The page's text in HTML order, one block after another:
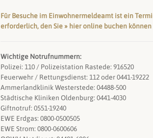
Für Besuche im Einwohnermeldeamt ist ein
erforderlich, den Sie » hier online buchen können
Wichtige Notrufnummern:
Polizei: 110 / Polizeistation Rastede: 916520
Feuerwehr / Rettungsdienst: 112 oder 0441-19222
Ammerlandklinik Westerstede: 04488-500
Städtische Kliniken Oldenburg: 0441-4030
Giftnotruf: 0551-19240
EWE Erdgas: 0800-0500505
EWE Strom: 0800-0600606